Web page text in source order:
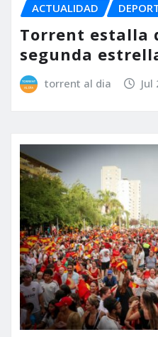
ACTUALIDAD
Torrent estalla
segunda
torrent al dia Jul